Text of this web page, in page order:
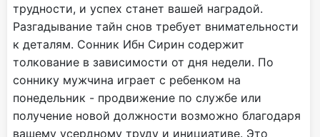
трудности, и успех станет вашей наградой.
Разгадывание тайн снов требует внимательности
к деталям. Сонник Ибн Сирин содержит
толкование в зависимости от дня недели. По
соннику мужчина играет с ребенком на
понедельник - продвижение по службе или
получение новой должности возможно благодаря
вашему усердному труду и инициативе. Это